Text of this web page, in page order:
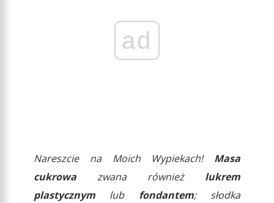
ad
Nareszcie na Moich Wypiekach! Masa
cukrowa zwana również lukrem
plastycznym lub fondantem; słodka